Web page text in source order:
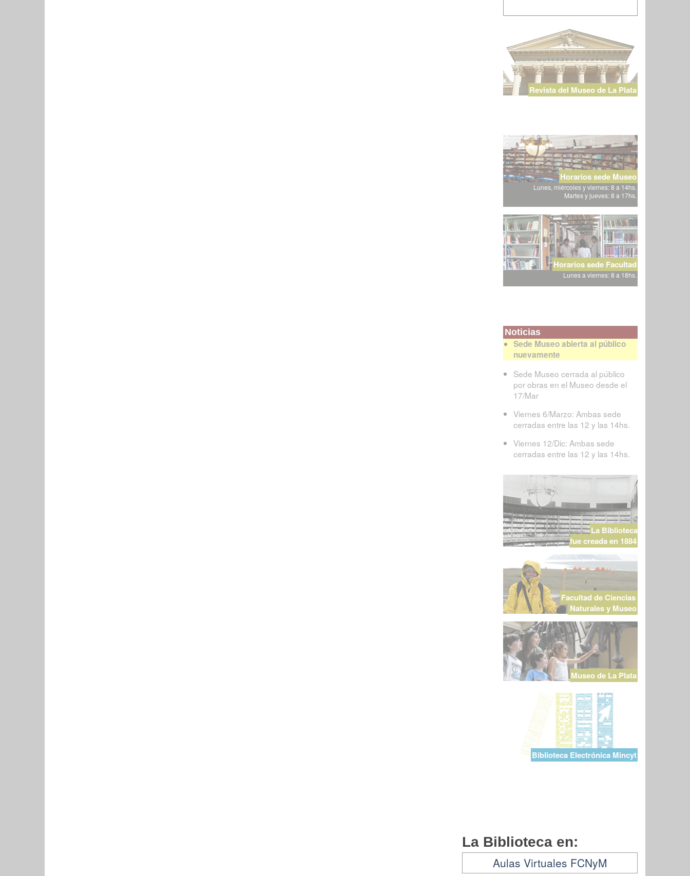
Revista del Museo de La Plata
Horarios sede Museo
Lunes, miércoles y viernes: 8 a 14hs.
Martes y jueves: 8 a 17hs.
Horarios sede Facultad
Lunes a viernes: 8 a 18hs.
Noticias
Sede Museo abierta al público
nuevamente
Sede Museo cerrada al público
por obras en el Museo desde el
17/Mar
Viernes 6/Marzo: Ambas sede
cerradas entre las 12 y las 14hs.
Viernes 12/Dic: Ambas sede
cerradas entre las 12 y las 14hs.
La Biblioteca
fue creada en 1884
Facultad de Ciencias
Naturales y Museo
Museo de La Plata
Biblioteca Electrónica Mincyt
La Biblioteca en:
Aulas Virtuales FCNyM